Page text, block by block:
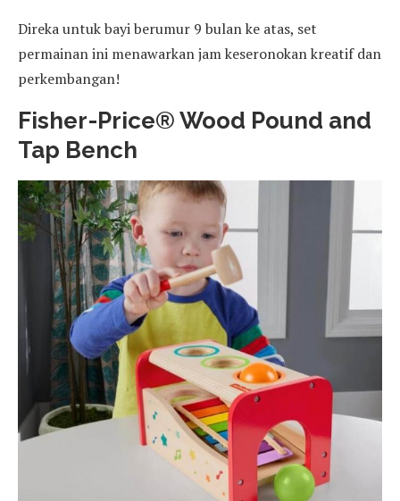
Direka untuk bayi berumur 9 bulan ke atas, set
permainan ini menawarkan jam keseronokan kreatif dan
perkembangan!
Fisher-Price® Wood Pound and
Tap Bench